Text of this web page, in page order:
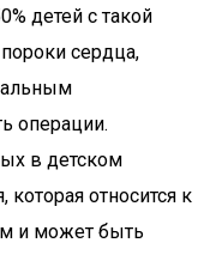
детей с такой
сердца,
операции.
в детском
которая относится к
и может быть